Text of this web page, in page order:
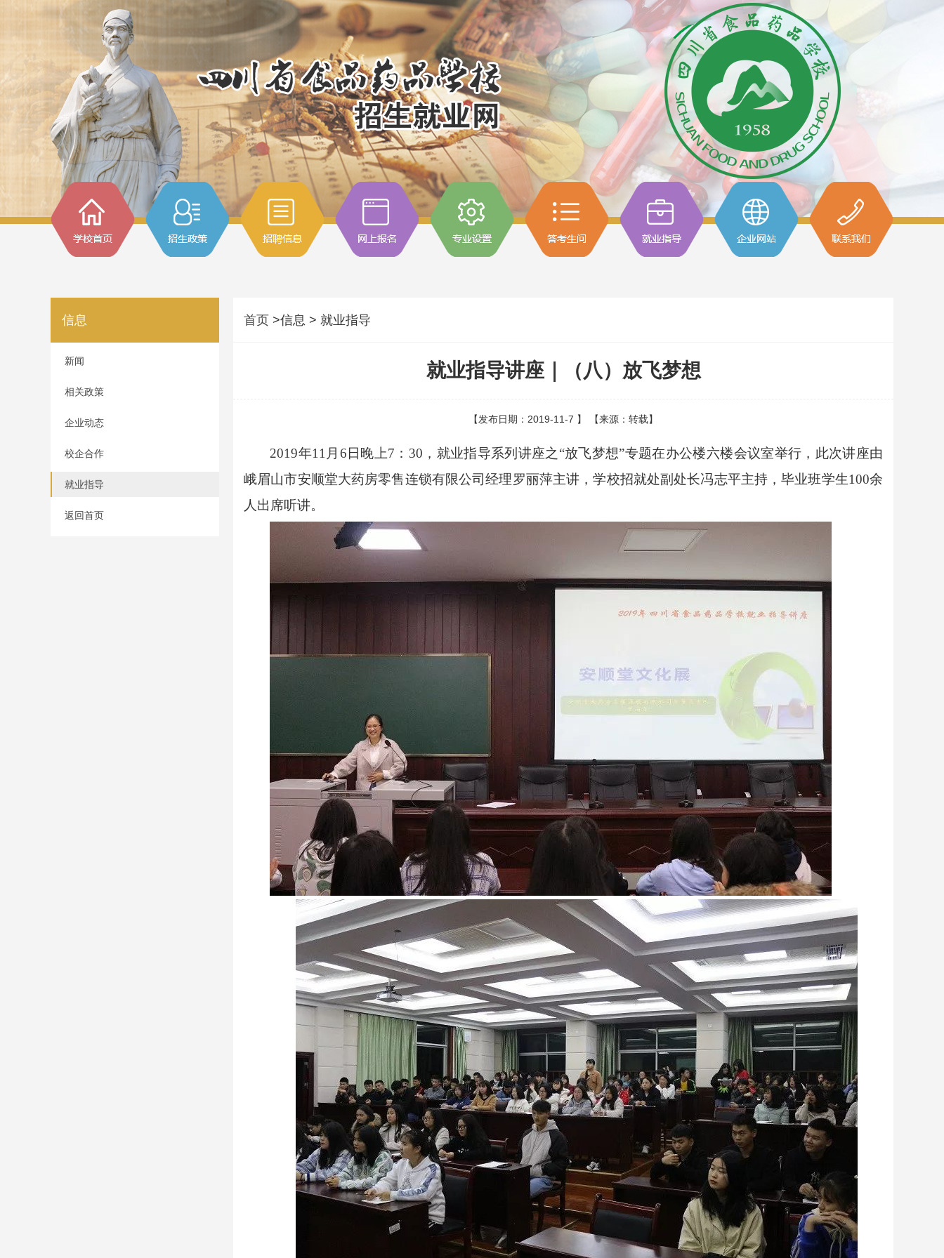
信息
新闻
相关政策
企业动态
校企合作
就业指导
返回首页
首页 >信息 > 就业指导
就业指导讲座｜（八）放飞梦想
【发布日期：2019-11-7 】 【来源：转载】
2019年11月6日晚上7：30，就业指导系列讲座之“放飞梦想”专题在办公楼六楼会议室举行，此次讲座由
峨眉山市安顺堂大药房零售连锁有限公司经理罗丽萍主讲，学校招就处副处长冯志平主持，毕业班学生100余
人出席听讲。